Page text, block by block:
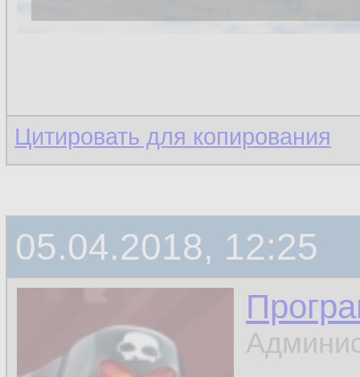
Цитировать для копирования
05.04.2018, 12:25